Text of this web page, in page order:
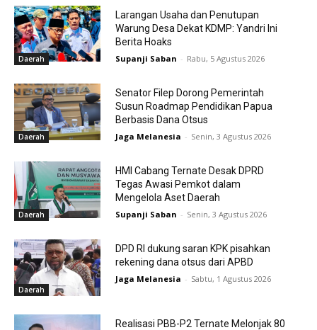
Daerah
Larangan Usaha dan Penutupan
Warung Desa Dekat KDMP: Yandri Ini
Berita Hoaks
Supanji Saban - Rabu, 5 Agustus 2026
Daerah
Senator Filep Dorong Pemerintah
Susun Roadmap Pendidikan Papua
Berbasis Dana Otsus
Jaga Melanesia - Senin, 3 Agustus 2026
Daerah
HMI Cabang Ternate Desak DPRD
Tegas Awasi Pemkot dalam
Mengelola Aset Daerah
Supanji Saban - Senin, 3 Agustus 2026
Daerah
DPD RI dukung saran KPK pisahkan
rekening dana otsus dari APBD
Jaga Melanesia - Sabtu, 1 Agustus 2026
Realisasi PBB-P2 Ternate Melonjak 80